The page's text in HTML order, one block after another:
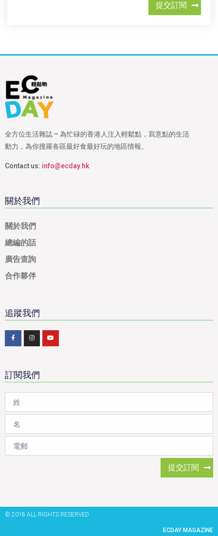
提交訂閱
全方位生活雜誌 – 為忙碌的香港人注入輕鬆點，寫意點的生活
動力，為你搜羅各區最好食最好玩的地區情報。
Contact us: info@ecday.hk
關於我們
關於我們
總編的話
廣告查詢
合作夥伴
追蹤我們
訂閱我們
提交訂閱
© 2018 ALL RIGHTS RESERVED​
ECDAY MAGAZINE